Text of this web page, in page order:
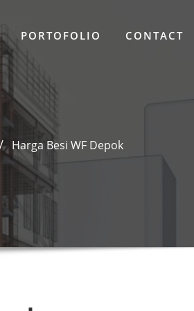
PORTOFOLIO CONTACT
Harga Besi WF Depok